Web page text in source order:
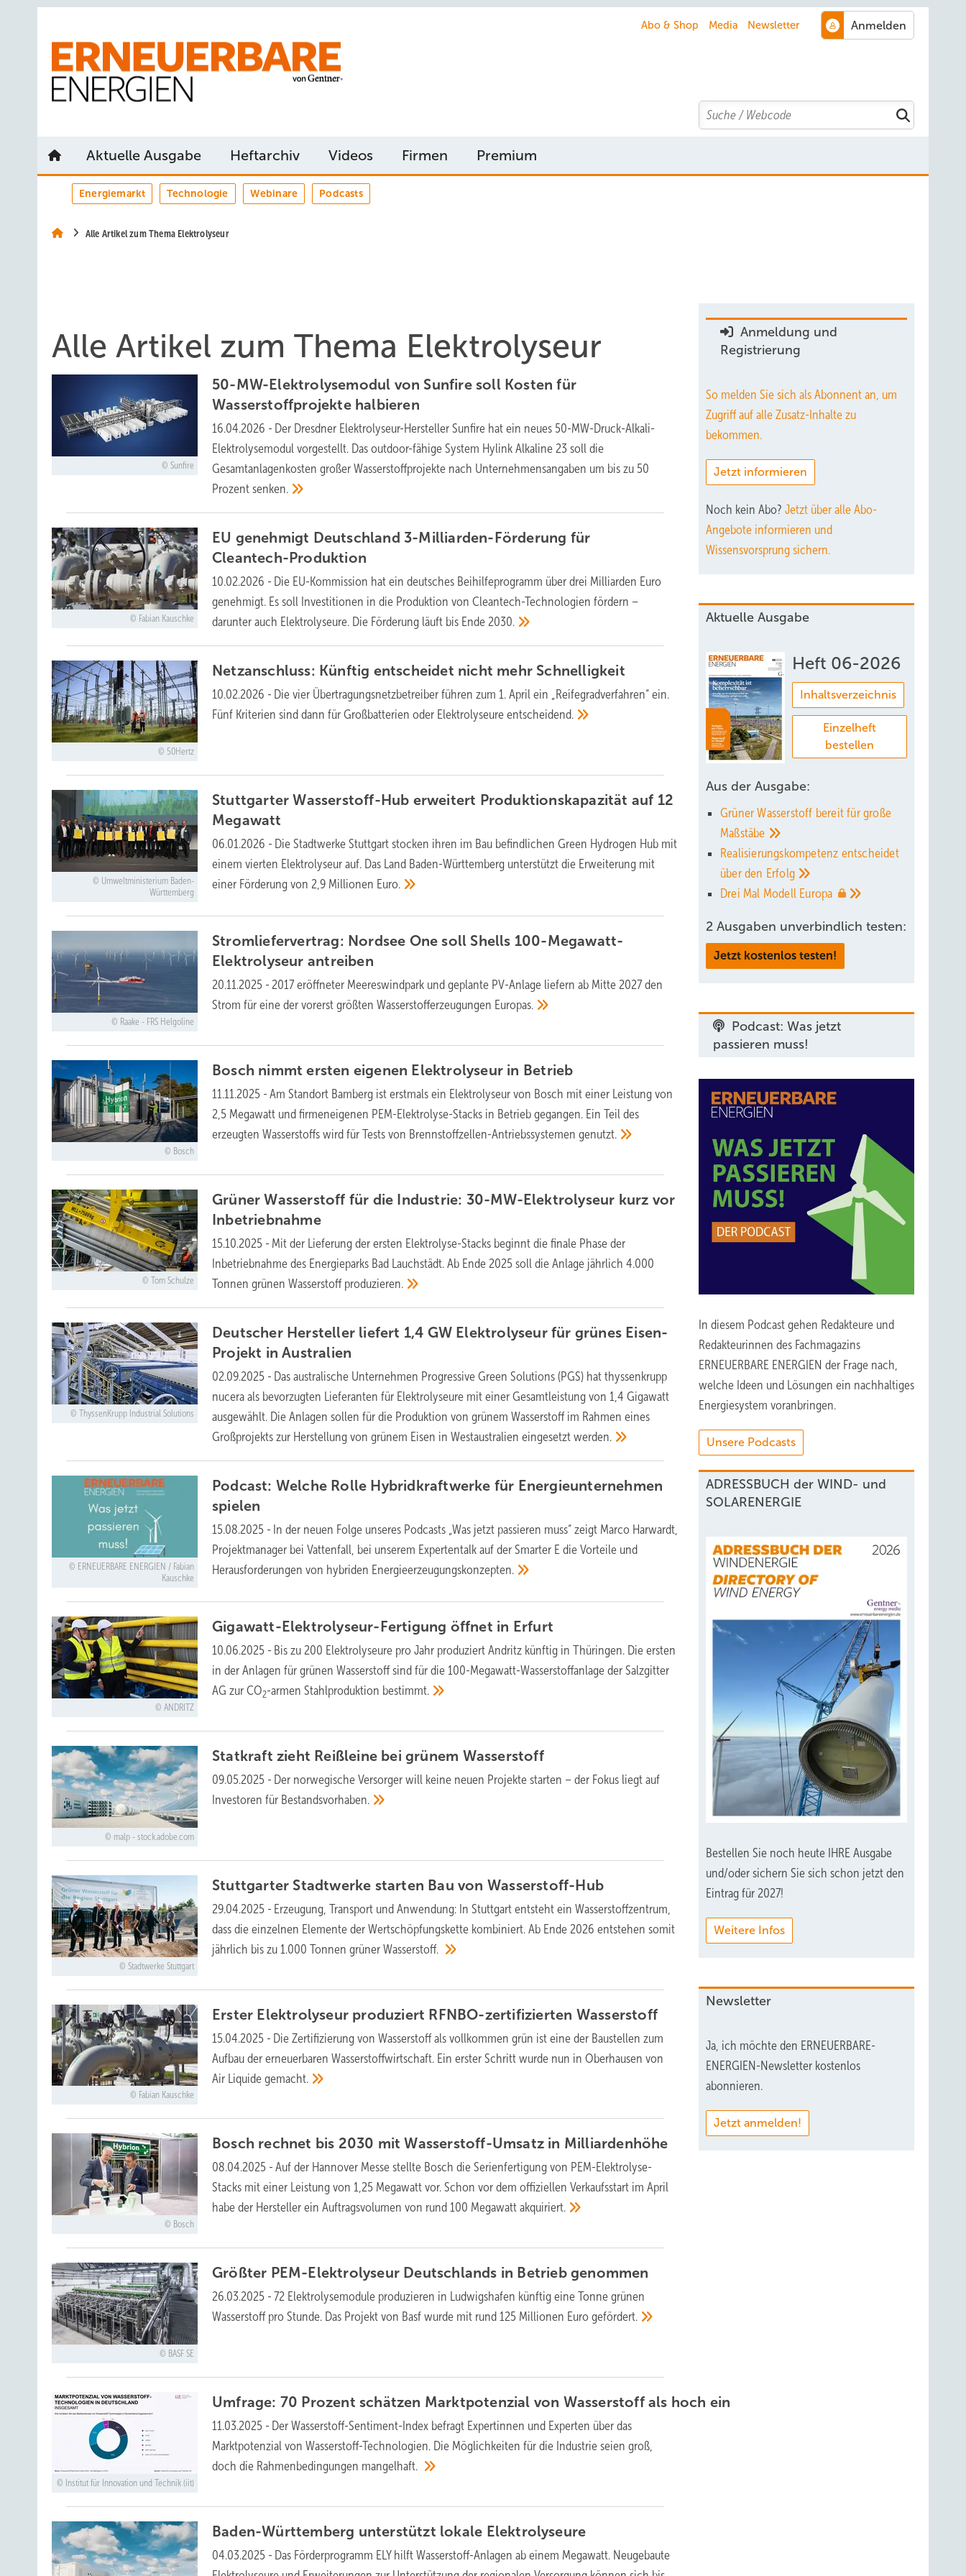
Abo & Shop Media Newsletter
Search
Aktuelle Ausgabe Heftarchiv Videos Firmen Premium
Energiemarkt Technologie Webinare Podcasts
Alle Artikel zum Thema Elektrolyseur
Alle Artikel zum Thema Elektrolyseur
Sunfire
50-MW-Elektrolysemodul von Sunfire soll Kosten für
Wasserstoffprojekte halbieren
16.04.2026 - Der Dresdner Elektrolyseur-Hersteller Sunfire hat ein neues 50-MW-Druck-Alkali-
Elektrolysemodul vorgestellt. Das outdoor-fähige System Hylink Alkaline 23 soll die
Gesamtanlagenkosten großer Wasserstoffprojekte nach Unternehmensangaben um bis zu 50
Prozentsenken.
Fabian Kauschke
EU genehmigt Deutschland 3-Milliarden-Förderung für
Cleantech-Produktion
10.02.2026 - Die EU-Kommission hat ein deutsches Beihilfeprogramm über drei Milliarden Euro
genehmigt. Es soll Investitionen in die Produktion von Cleantech-Technologien fördern –
darunter auch Elektrolyseure. Die Förderung läuft bis Ende 2030.
50Hertz
Netzanschluss: Künftig entscheidet nicht mehr Schnelligkeit
10.02.2026 - Die vier Übertragungsnetzbetreiber führen zum 1. April ein „Reifegradverfahren“ ein.
Fünf Kriterien sind dann für Großbatterien oder Elektrolyseureentscheidend.
Umweltministerium Baden-
Württemberg
Stuttgarter Wasserstoff-Hub erweitert Produktionskapazität auf 12
Megawatt
06.01.2026 - Die Stadtwerke Stuttgart stocken ihren im Bau befindlichen Green Hydrogen Hub mit
einem vierten Elektrolyseur auf. Das Land Baden-Württemberg unterstützt die Erweiterung mit
einer Förderung von 2,9 Millionen Euro.
Raake - FRS Helgoline
Stromliefervertrag: Nordsee One soll Shells 100-Megawatt-
Elektrolyseur antreiben
20.11.2025 - 2017 eröffneter Meereswindpark und geplante PV-Anlage liefern ab Mitte 2027 den
Strom für eine der vorerst größten Wasserstofferzeugungen Europas.
Bosch
Bosch nimmt ersten eigenen Elektrolyseur in Betrieb
11.11.2025 - Am Standort Bamberg ist erstmals ein Elektrolyseur von Bosch mit einer Leistung von
2,5 Megawatt und firmeneigenen PEM-Elektrolyse-Stacks in Betrieb gegangen. Ein Teil des
erzeugten Wasserstoffs wird für Tests von Brennstoffzellen-Antriebssystemengenutzt.
Tom Schulze
Grüner Wasserstoff für die Industrie: 30-MW-Elektrolyseur kurz vor
Inbetriebnahme
15.10.2025 - Mit der Lieferung der ersten Elektrolyse-Stacks beginnt die finale Phase der
Inbetriebnahme des Energieparks Bad Lauchstädt. Ab Ende 2025 soll die Anlage jährlich 4.000
Tonnen grünen Wasserstoff produzieren.
ThyssenKrupp Industrial Solutions
Deutscher Hersteller liefert 1,4 GW Elektrolyseur für grünes Eisen-
Projekt inAustralien
02.09.2025 - Das australische Unternehmen Progressive Green Solutions (PGS) hat thyssenkrupp
nucera als bevorzugten Lieferanten für Elektrolyseure mit einer Gesamtleistung von 1,4 Gigawatt
ausgewählt. Die Anlagen sollen für die Produktion von grünem Wasserstoff im Rahmen eines
Großprojekts zur Herstellung von grünem Eisen in Westaustralien eingesetztwerden.
ERNEUERBARE ENERGIEN / Fabian
Kauschke
Podcast: Welche Rolle Hybridkraftwerke für Energieunternehmen
spielen
15.08.2025 - In der neuen Folge unseres Podcasts „Was jetzt passieren muss“ zeigt Marco Harwardt,
Projektmanager bei Vattenfall, bei unserem Expertentalk auf der Smarter E die Vorteile und
Herausforderungen von hybriden Energieerzeugungskonzepten.
ANDRITZ
Gigawatt-Elektrolyseur-Fertigung öffnet in Erfurt
10.06.2025 - Bis zu 200 Elektrolyseure pro Jahr produziert Andritz künftig in Thüringen. Die ersten
in der Anlagen für grünen Wasserstoff sind für die 100-Megawatt-Wasserstoffanlage der Salzgitter
AG zur CO2-armen Stahlproduktion bestimmt.
malp - stock.adobe.com
Statkraft zieht Reißleine bei grünem Wasserstoff
09.05.2025 - Der norwegische Versorger will keine neuen Projekte starten – der Fokus liegt auf
Investoren für Bestandsvorhaben.
Stadtwerke Stuttgart
Stuttgarter Stadtwerke starten Bau von Wasserstoff-Hub
29.04.2025 - Erzeugung, Transport und Anwendung: In Stuttgart entsteht ein Wasserstoffzentrum,
dass die einzelnen Elemente der Wertschöpfungskette kombiniert. Ab Ende 2026 entstehen somit
jährlich bis zu 1.000 Tonnen grünerWasserstoff.
Fabian Kauschke
Erster Elektrolyseur produziert RFNBO-zertifizierten Wasserstoff
15.04.2025 - Die Zertifizierung von Wasserstoff als vollkommen grün ist eine der Baustellen zum
Aufbau der erneuerbaren Wasserstoffwirtschaft. Ein erster Schritt wurde nun in Oberhausen von
Air Liquidegemacht.
Bosch
Bosch rechnet bis 2030 mit Wasserstoff-Umsatz in Milliardenhöhe
08.04.2025 - Auf der Hannover Messe stellte Bosch die Serienfertigung von PEM-Elektrolyse-
Stacks mit einer Leistung von 1,25 Megawatt vor. Schon vor dem offiziellen Verkaufsstart im April
habe der Hersteller ein Auftragsvolumen von rund 100 Megawattakquiriert.
BASF SE
Größter PEM-Elektrolyseur Deutschlands in Betriebgenommen
26.03.2025 - 72 Elektrolysemodule produzieren in Ludwigshafen künftig eine Tonne grünen
Wasserstoff pro Stunde. Das Projekt von Basf wurde mit rund 125 Millionen Eurogefördert.
Institut für Innovation und Technik (iit)
Umfrage: 70 Prozent schätzen Marktpotenzial von Wasserstoff als hoch ein
11.03.2025 - Der Wasserstoff-Sentiment-Index befragt Expertinnen und Experten über das
Marktpotenzial von Wasserstoff-Technologien. Die Möglichkeiten für die Industrie seien groß,
doch die Rahmenbedingungen mangelhaft.
Baden-Württemberg unterstützt lokale Elektrolyseure
04.03.2025 - Das Förderprogramm ELY hilft Wasserstoff-Anlagen ab einem Megawatt. Neugebaute
Anmeldung und
Registrierung
So melden Sie sich als Abonnent an, um
Zugriff auf alle Zusatz-Inhalte zu
bekommen.
Jetzt informieren
Noch kein Abo? Jetzt über alle Abo-
Angebote informieren und
Wissensvorsprung sichern.
Aktuelle Ausgabe
Heft 06-2026
Inhaltsverzeichnis
Einzelheft
bestellen
Aus der Ausgabe:
Grüner Wasserstoff bereit für große
Maßstäbe
Realisierungskompetenz entscheidet
über den Erfolg
Drei Mal Modell Europa
2 Ausgaben unverbindlich testen:
Jetzt kostenlos testen!
Podcast: Was jetzt
passieren muss!
In diesem Podcast gehen Redakteure und
Redakteurinnen des Fachmagazins
ERNEUERBARE ENERGIEN der Frage nach,
welche Ideen und Lösungen ein nachhaltiges
Energiesystem voranbringen.
Unsere Podcasts
ADRESSBUCH der WIND- und
SOLARENERGIE
Bestellen Sie noch heute IHRE Ausgabe
und/oder sichern Sie sich schon jetzt den
Eintrag für 2027!
Weitere Infos
Newsletter
Ja, ich möchte den ERNEUERBARE-
ENERGIEN-Newsletter kostenlos
abonnieren.
Jetzt anmelden!